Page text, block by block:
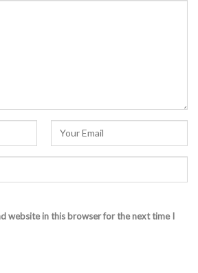
website in this browser for the next time I